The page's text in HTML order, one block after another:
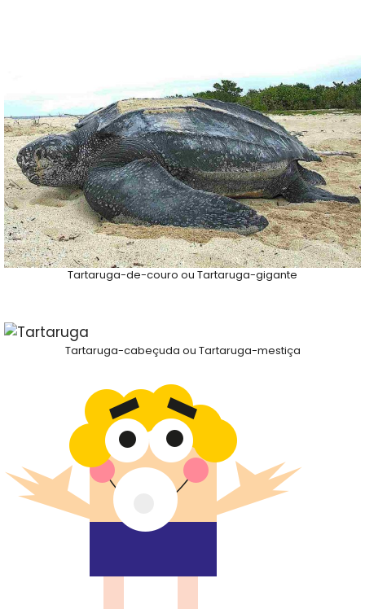
Tartaruga-de-couro ou Tartaruga-gigante
Tartaruga-cabeçuda ou Tartaruga-mestiça